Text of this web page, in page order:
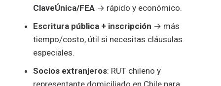
ClaveÚnica/FEA→ rápido y económico.
Escritura pública + inscripción → más
tiempo/costo, útil si necesitas cláusulas
especiales.
Socios extranjeros: RUT chileno y
representante domiciliado en Chile para